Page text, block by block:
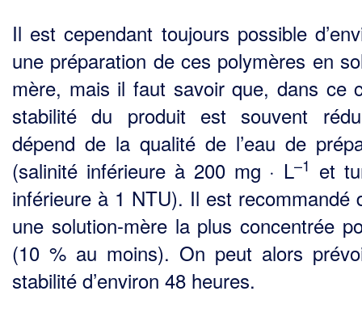
Il est cependant toujours possible
une préparation de ces polymères en
mère, mais il faut savoir que, dans ce
stabilité du produit est souvent
dépend de la qualité de l’eau de
(salinité inférieure à 200 mg · L–1 et
inférieure à 1 NTU). Il est recommandé
une solution-mère la plus concentrée
(10 % au moins). On peut alors
stabilité d’environ 48 heures.